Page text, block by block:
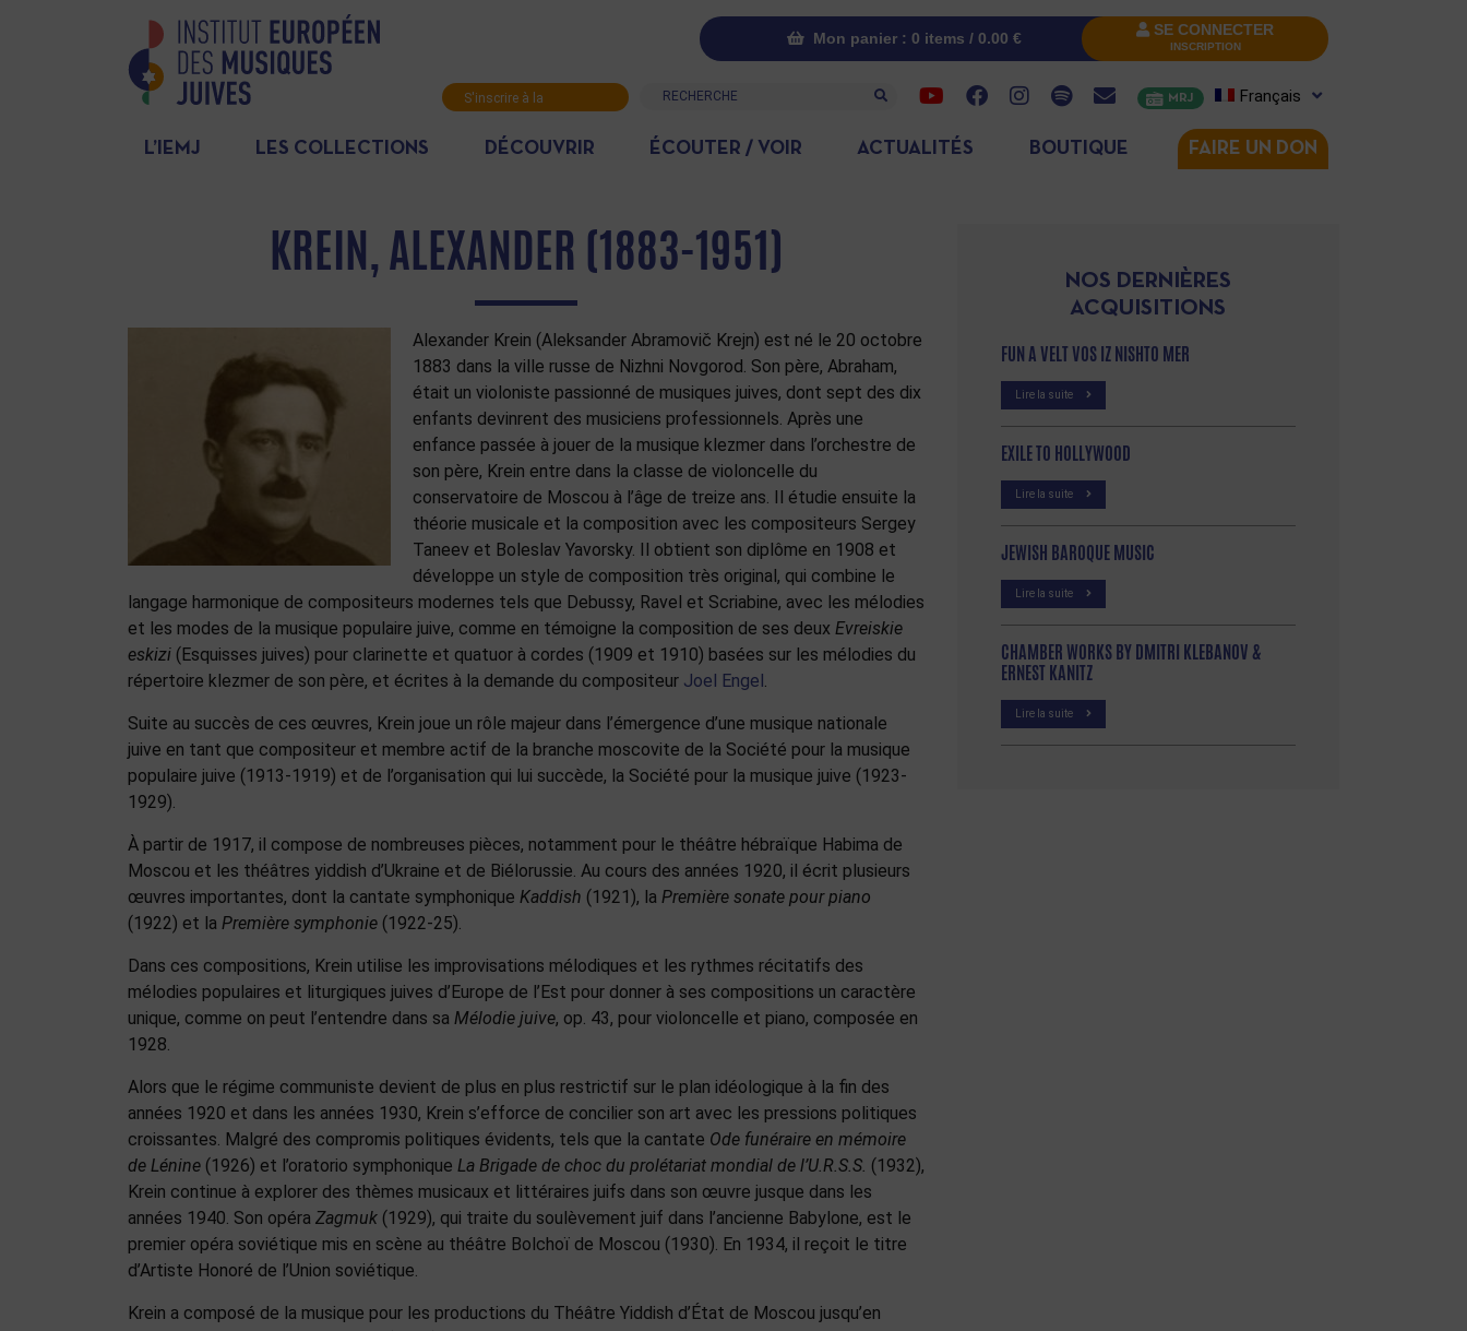
Mon panier : 0 items / 0.00 € SE CONNECTER
INSCRIPTION
S'inscrire à la
Recherche MRJ Français
L’IEMJ LES COLLECTIONS DÉCOUVRIR ÉCOUTER / VOIR ACTUALITÉS BOUTIQUE FAIRE UN DON
KREIN, ALEXANDER (1883-1951)
Alexander Krein (Aleksander Abramovič Krejn) est né le 20 octobre
1883 dans la ville russe de Nizhni Novgorod. Son père, Abraham,
était un violoniste passionné de musiques juives, dont sept des dix
enfants devinrent des musiciens professionnels. Après une
enfance passée à jouer de la musique klezmer dans l’orchestre de
son père, Krein entre dans la classe de violoncelle du
conservatoire de Moscou à l’âge de treize ans. Il étudie ensuite la
théorie musicale et la composition avec les compositeurs Sergey
Taneev et Boleslav Yavorsky. Il obtient son diplôme en 1908 et
développe un style de composition très original, qui combine le
langage harmonique de compositeurs modernes tels que Debussy, Ravel et Scriabine, avec les mélodies
et les modes de la musique populaire juive, comme en témoigne la composition de ses deux Evreiskie
eskizi (Esquisses juives) pour clarinette et quatuor à cordes (1909 et 1910) basées sur les mélodies du
répertoire klezmer de son père, et écrites à la demande du compositeur Joel Engel.
Suite au succès de ces œuvres, Krein joue un rôle majeur dans l’émergence d’une musique nationale
juive en tant que compositeur et membre actif de la branche moscovite de la Société pour la musique
populaire juive (1913-1919) et de l’organisation qui lui succède, la Société pour la musique juive (1923-
1929).
À partir de 1917, il compose de nombreuses pièces, notamment pour le théâtre hébraïque Habima de
Moscou et les théâtres yiddish d’Ukraine et de Biélorussie. Au cours des années 1920, il écrit plusieurs
œuvres importantes, dont la cantate symphonique Kaddish (1921), la Première sonate pour piano
(1922) et la Première symphonie (1922-25).
Dans ces compositions, Krein utilise les improvisations mélodiques et les rythmes récitatifs des
mélodies populaires et liturgiques juives d’Europe de l’Est pour donner à ses compositions un caractère
unique, comme on peut l’entendre dans sa Mélodie juive, op. 43, pour violoncelle et piano, composée en
1928.
Alors que le régime communiste devient de plus en plus restrictif sur le plan idéologique à la fin des
années 1920 et dans les années 1930, Krein s’efforce de concilier son art avec les pressions politiques
croissantes. Malgré des compromis politiques évidents, tels que la cantate Ode funéraire en mémoire
de Lénine (1926) et l’oratorio symphonique La Brigade de choc du prolétariat mondial de l’U.R.S.S. (1932),
Krein continue à explorer des thèmes musicaux et littéraires juifs dans son œuvre jusque dans les
années 1940. Son opéra Zagmuk (1929), qui traite du soulèvement juif dans l’ancienne Babylone, est le
premier opéra soviétique mis en scène au théâtre Bolchoï de Moscou (1930). En 1934, il reçoit le titre
d’Artiste Honoré de l’Union soviétique.
Krein a composé de la musique pour les productions du Théâtre Yiddish d’État de Moscou jusqu’en
NOS DERNIÈRES
ACQUISITIONS
FUN A VELT VOS IZ NISHTO MER
Lire la suite
EXILE TO HOLLYWOOD
Lire la suite
JEWISH BAROQUE MUSIC
Lire la suite
CHAMBER WORKS BY DMITRI KLEBANOV &
ERNEST KANITZ
Lire la suite